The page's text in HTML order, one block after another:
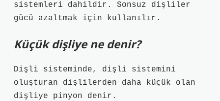
sistemleri dahildir. Sonsuz dişliler
gücü azaltmak için kullanılır.
Küçük dişliye ne denir?
Dişli sisteminde, dişli sistemini
oluşturan dişlilerden daha küçük olan
dişliye pinyon denir.